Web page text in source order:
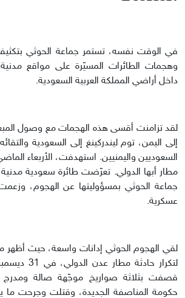
في الوقت نفسه، تستمر جماعة الحوثي
وهجمات الطائرات المسيّرة على مواقع
داخل أراضي المملكة العربية السعودية.
لقد تزامنت أقسى هذه الهجمات مع وصول
إلى اليمن، توم ليندركينغ إلى السعودية
السعوديين واليمنيين. استهدفت، الأربعاء
مطار أبها الدولي. تعرّضت طائرة سعودية
جماعة الحوثي بمسؤوليتها عن الهجوم،
عسكرية.
لقي الهجوم الحوثي إدانات واسعة، حيث أظهر
لتكرار حادثة
قصفت بثلاثة صواريخ موجّهة صالة ومدرج